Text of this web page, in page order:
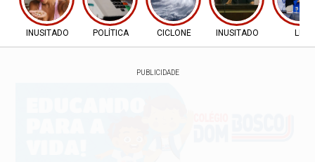
INUSITADO POLÍTICA CICLONE INUSITADO LEI
PUBLICIDADE